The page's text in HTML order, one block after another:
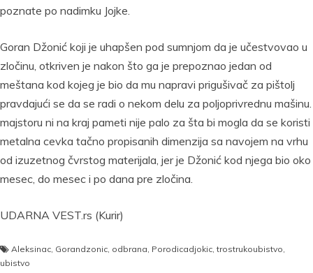
poznate po nadimku Jojke.
Goran Džonić koji je uhapšen pod sumnjom da je učestvovao u
zločinu, otkriven je nakon što ga je prepoznao jedan od
meštana kod kojeg je bio da mu napravi prigušivač za pištolj
pravdajući se da se radi o nekom delu za poljoprivrednu mašinu.
majstoru ni na kraj pameti nije palo za šta bi mogla da se koristi
metalna cevka tačno propisanih dimenzija sa navojem na vrhu
od izuzetnog čvrstog materijala, jer je Džonić kod njega bio oko
mesec, do mesec i po dana pre zločina.
UDARNA VEST.rs (Kurir)
Aleksinac, Gorandzonic, odbrana, Porodicadjokic,trostrukoubistvo,
ubistvo